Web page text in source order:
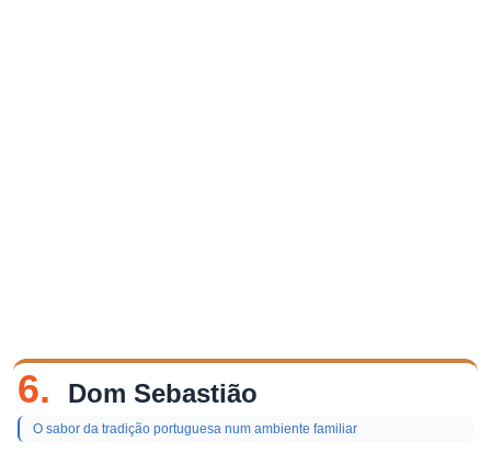
6. Dom Sebastião
O sabor da tradição portuguesa num ambiente familiar